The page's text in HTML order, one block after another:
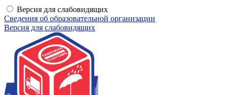
Версия для слабовидящих
Сведения об образовательной организации
Версия для слабовидящих